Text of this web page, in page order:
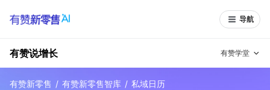
导航
有赞学堂
有赞说增长
有赞新零售 / 有赞新零售智库 / 私域日历